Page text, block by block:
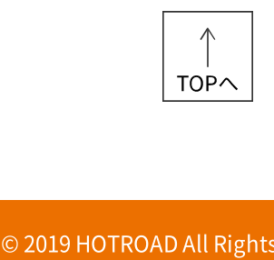
2019 HOTROAD All